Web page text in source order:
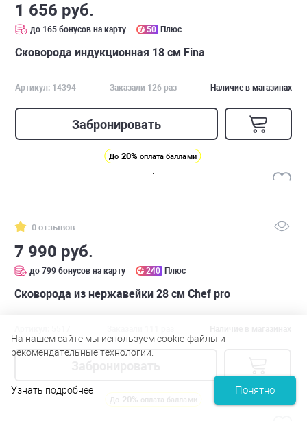
1 656 руб.
до 165 бонусов на карту 50 Плюс
Сковорода индукционная 18 см Fina
Артикул: 14394 Заказали 126 раз Наличие в магазинах
Забронировать
До 20% оплата баллами
0 отзывов
7 990 руб.
до 799 бонусов на карту 240 Плюс
Сковорода из нержавейки 28 см Chef pro
До 20% оплата баллами
На нашем сайте мы используем cookie-файлы и
рекомендательные технологии.
Узнать подробнее Понятно